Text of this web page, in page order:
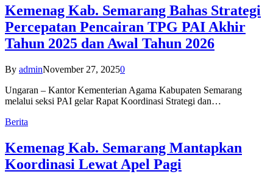
Kemenag Kab. Semarang Bahas Strategi
Percepatan Pencairan TPG PAI Akhir
Tahun 2025 dan Awal Tahun 2026
By adminNovember 27, 20250
Ungaran – Kantor Kementerian Agama Kabupaten Semarang
melalui seksi PAI gelar Rapat Koordinasi Strategi dan…
Berita
Kemenag Kab. Semarang Mantapkan
Koordinasi Lewat Apel Pagi